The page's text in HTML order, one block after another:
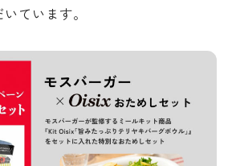
ています。